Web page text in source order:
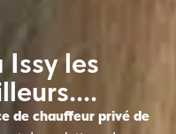
les
de chauffeur privé de